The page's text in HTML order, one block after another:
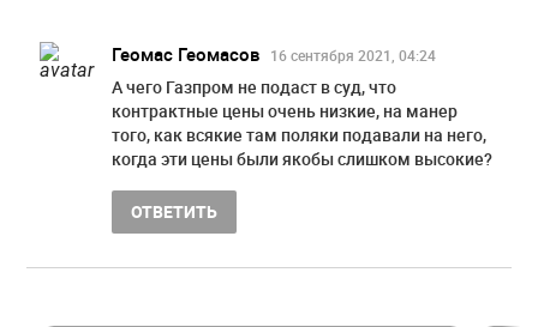
Геомас Геомасов 16 сентября 2021, 04:24
А чего Газпром не подаст в суд, что
контрактные цены очень низкие, на манер
того, как всякие там поляки подавали на него,
когда эти цены были якобы слишком высокие?
ОТВЕТИТЬ